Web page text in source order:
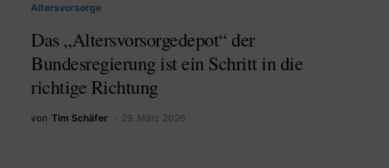
Altersvorsorge
Das „Altersvorsorgedepot“ der
Bundesregierung ist ein Schritt in die
richtige Richtung
von Tim Schäfer 29. März 2026